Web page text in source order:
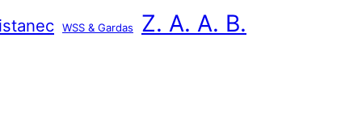
WSS & Gardas Z. A. A. B.